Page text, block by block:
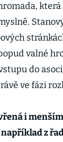
valné
do
ve fázi
i
z